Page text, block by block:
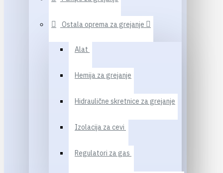
Ostala oprema za grejanje
Alat
Hemija za grejanje
Hidraulične skretnice za grejanje
Izolacija za cevi
Regulatori za gas